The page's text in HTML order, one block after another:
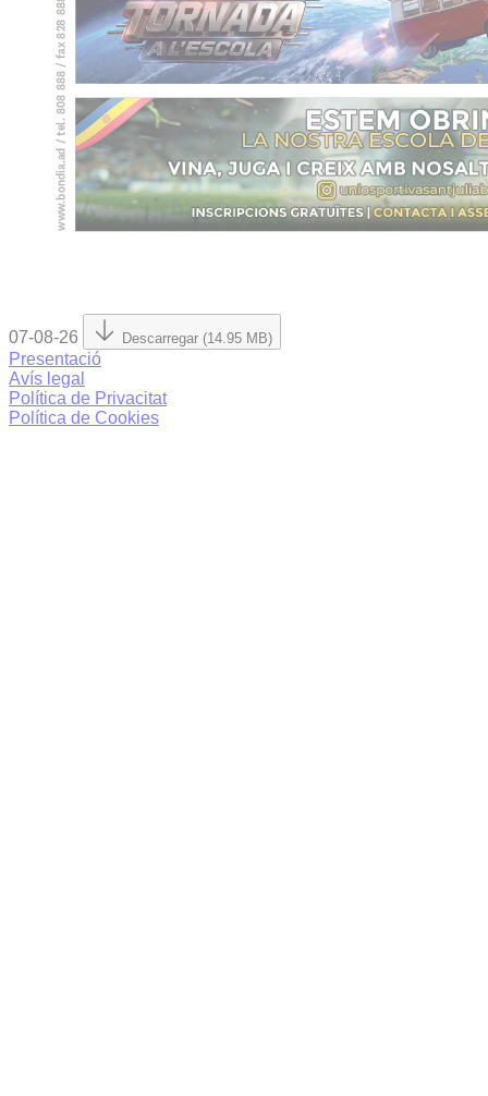
07-08-26 Descarregar (14.95 MB)
Presentació
Avís legal
Política de Privacitat
Política de Cookies